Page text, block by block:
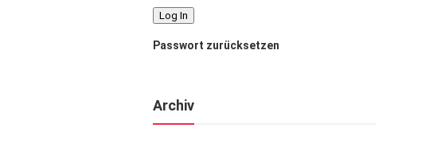
Passwort zurücksetzen
Archiv